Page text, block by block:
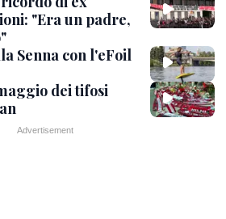
"Era un padre,
Senna con l'eFoil
dei tifosi